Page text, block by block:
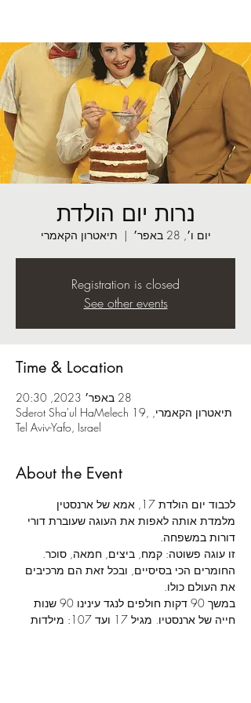
נרות יום הולדת
יום ו׳, 28 באפר׳
  |
תיאטרון הקאמרי
Registration is closed
See other events
Time & Location
28 באפר׳ 2023, 20:30
תיאטרון הקאמרי, Sderot Sha'ul HaMelech 19,
Tel Aviv-Yafo, Israel
About the Event
לכבוד יום הולדת 17, אמא של ארנסטין
מלמדת אותה לאפות את העוגה שעוברת דורי
דורות במשפחה.
זו עוגה פשוטה: קמח, ביצים, חמאה, סוכר.
החומרים הכי בסיסיים, ובכל זאת הם מרכיבים
את העולם כולו.
במשך 90 דקות חולפים לנגד עינינו 90 שנות
חייה של ארנסטין, מגיל 17 ועד 107: מילדות